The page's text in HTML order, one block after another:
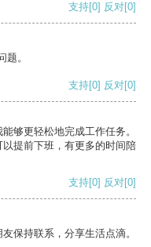
支持[0] 反对[0]
。
支持[0] 反对[0]
够更轻松地完成工作任务。
提前下班，有更多的时间陪
支持[0] 反对[0]
保持联系，分享生活点滴。